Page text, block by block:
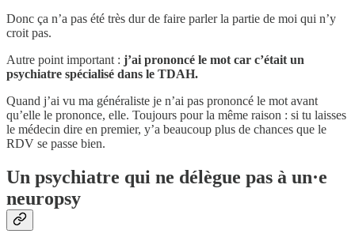
Donc ça n’a pas été très dur de faire parler la partie de moi qui n’y
croit pas.
Autre point important : j’ai prononcé le mot car c’était un
psychiatre spécialisé dans le TDAH.
Quand j’ai vu ma généraliste je n’ai pas prononcé le mot avant
qu’elle le prononce, elle. Toujours pour la même raison : si tu laisses
le médecin dire en premier, y’a beaucoup plus de chances que le
RDV se passe bien.
Un psychiatre qui ne délègue pas à un·e
neuropsy